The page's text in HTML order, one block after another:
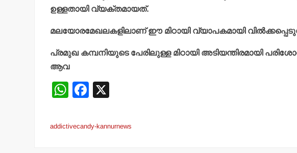
ഉള്ളതായി വ്യക്തമായത്.
മലയോരമേഖലകളിലാണ് ഈ മിഠായി വ്യാപകമായി
പ്രമുഖ കമ്പനിയുടെ പേരിലുള്ള മിഠായി അടിയന്തിരമായി
ആവ
W
at
F
c
addictivecandy-kannurnews